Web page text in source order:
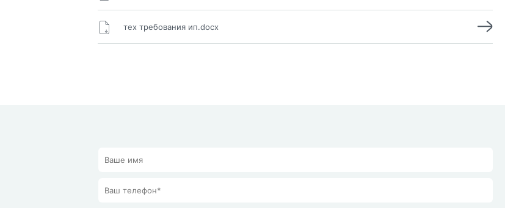
тех требования ип.docx